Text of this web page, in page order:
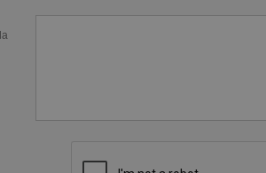
Mad Team offre un ampio scomparto
spazio interno: Ideale per tavole da